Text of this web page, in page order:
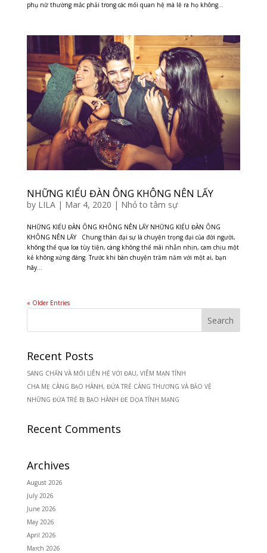
phụ nữ thường mắc phải trong các mối quan hệ mà lẽ ra họ không...
NHỮNG KIỂU ĐÀN ÔNG KHÔNG NÊN LẤY
by LILA| Mar 4, 2020 | Nhỏ to tâm sự
NHỮNG KIỂU ĐÀN ÔNG KHÔNG NÊN LẤY NHỮNG KIỂU ĐÀN ÔNG
KHÔNG NÊN LẤY Chung thân đại sự là chuyện trọng đại của đời người,
không thể qua loa tùy tiện, càng không thể mãi nhẫn nhịn, cam chịu một
kẻ không xứng đáng. Trước khi bàn chuyện trăm năm với một ai, bạn
hãy...
« Older Entries
Recent Posts
SANG CHẤN VÀ MỐI LIÊN HỆ VỚI ĐAU, VIÊM MẠN TÍNH
CHA MẸ CÀNG BẠO HÀNH, ĐỨA TRẺ CÀNG THƯƠNG VÀ BẢO VỆ
NHỮNG ĐỨA TRẺ BỊ BẠO HÀNH ĐE DỌA TÍNH MẠNG
Recent Comments
Archives
August 2026
July 2026
June 2026
May 2026
April 2026
March 2026